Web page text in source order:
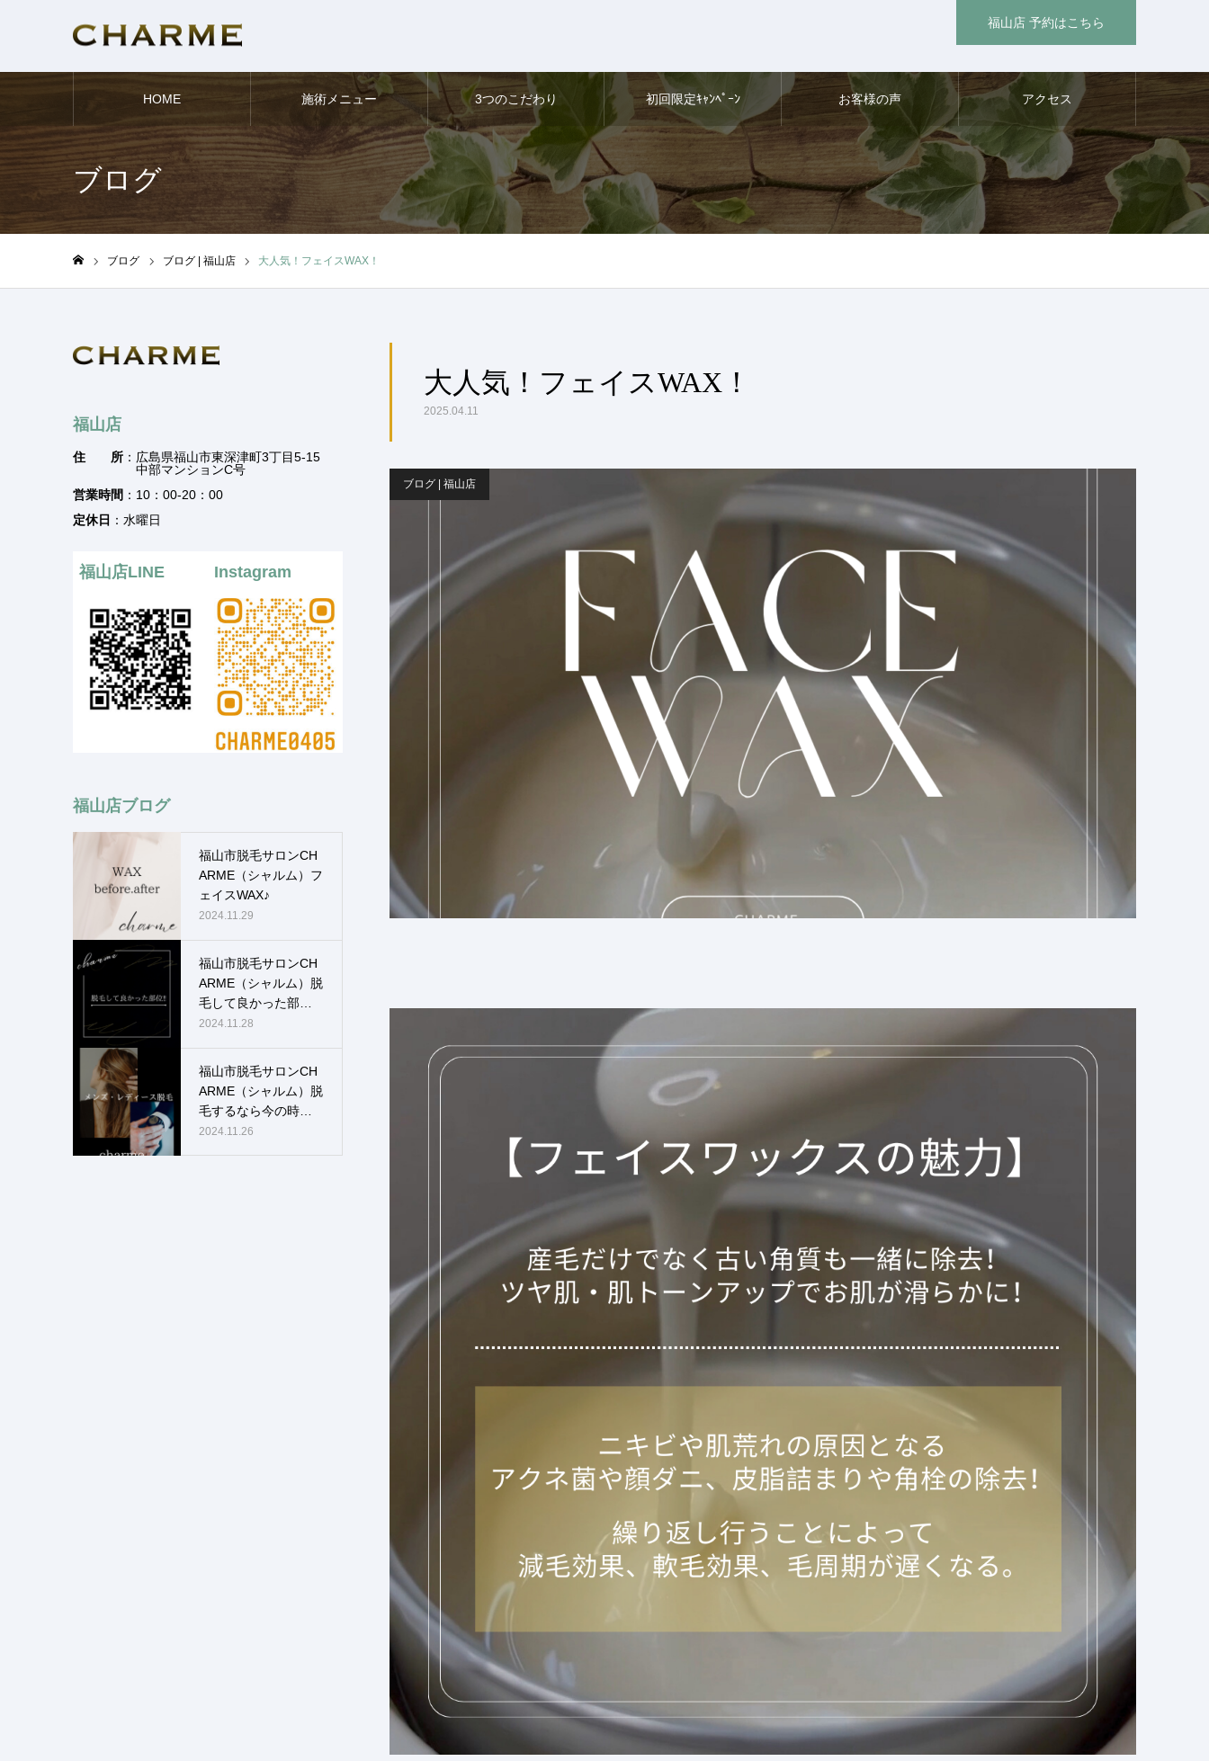
福山店 予約はこちら
HOME 施術メニュー 3つのこだわり 初回限定ｷｬﾝﾍﾟｰﾝ お客様の声 アクセス
ブログ
ブログ ブログ | 福山店 大人気！フェイスWAX！
大人気！フェイスWAX！
2025.04.11
ブログ | 福山店
福山店
住 所 ：広島県福山市東深津町3丁目5-15
中部マンションC号
営業時間 ：10：00-20：00
定休日 ：水曜日
福山店LINE Instagram
福山店ブログ
福山市脱毛サロンCH
ARME（シャルム）フ
ェイスWAX♪
2024.11.29
福山市脱毛サロンCH
ARME（シャルム）脱
毛して良かった部
位！！
2024.11.28
福山市脱毛サロンCH
ARME（シャルム）脱
毛するなら今の時
期！！
2024.11.26